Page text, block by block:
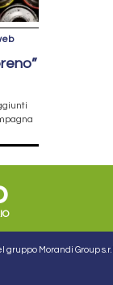
gruppo Morandi Group s.r.l.